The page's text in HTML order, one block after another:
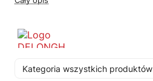
Kategoria wszystkich produktów